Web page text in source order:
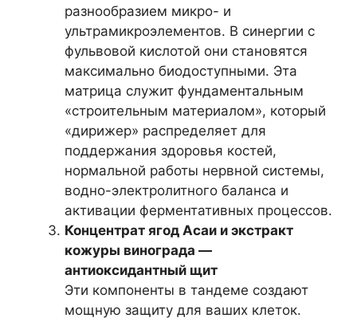
разнообразием микро- и
ультрамикроэлементов. В синергии с
фульвовой кислотой они становятся
максимально биодоступными. Эта
матрица служит фундаментальным
«строительным материалом», который
«дирижер» распределяет для
поддержания здоровья костей,
нормальной работы нервной системы,
водно-электролитного баланса и
активации ферментативных процессов.
Концентрат ягод Асаи и экстракт
кожуры винограда —
антиоксидантный щит
Эти компоненты в тандеме создают
мощную защиту для ваших клеток.